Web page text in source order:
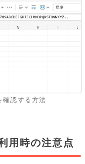
確認する方法
用時の注意点